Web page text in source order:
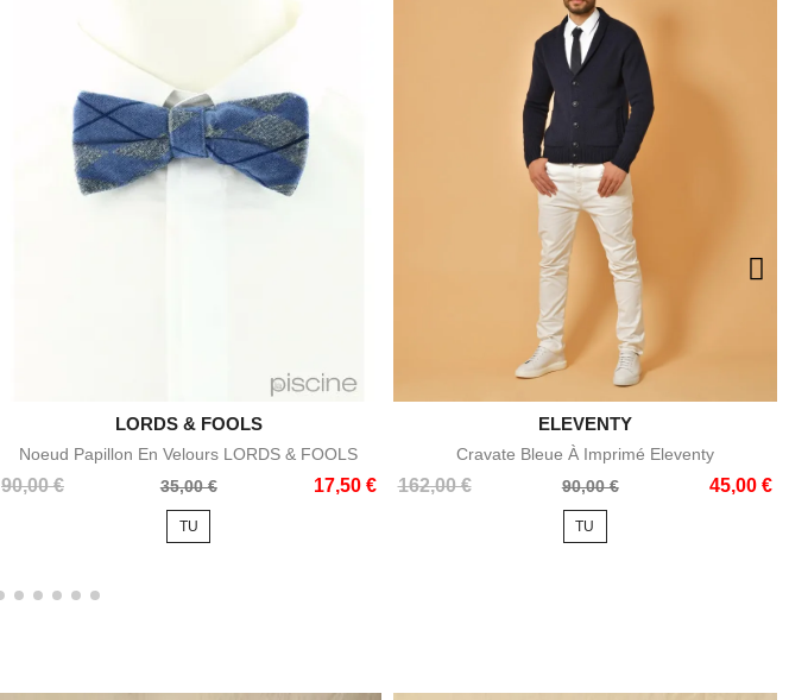
Aperçu rapide
LORDS & FOOLS
Noeud Papillon En Velours LORDS & FOOLS
90,00 €
Prix
35,00 € 17,50 €
Prix
TU
Aperçu rapide
ELEVENTY
Cravate Bleue À Imprimé Eleventy
162,00 €
Prix
90,00 € 45,00 €
Prix
TU